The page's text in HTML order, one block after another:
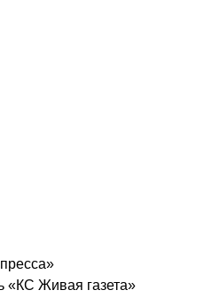
«КС Живая газета»